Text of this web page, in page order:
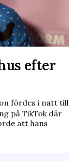
efter
fördes i natt till
på TikTok där
att hans